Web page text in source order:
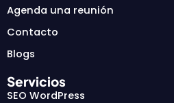
Agenda una reunión
Contacto
Blogs
Servicios
SEO WordPress